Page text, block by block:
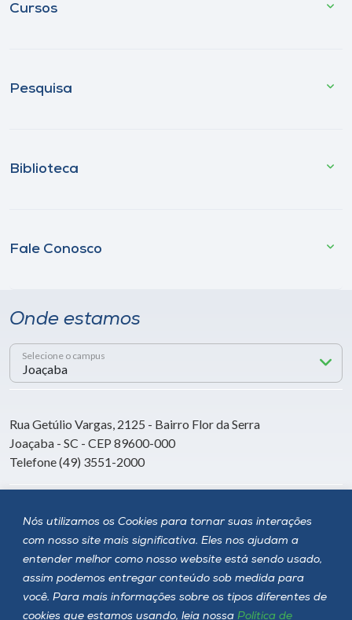
Nós utilizamos os Cookies para tornar suas interações
com nosso site mais significativa. Eles nos ajudam a
entender melhor como nosso website está sendo usado,
assim podemos entregar conteúdo sob medida para
você. Para mais informações sobre os tipos diferentes de
cookies que estamos usando, leia nossa Política de
Cursos
Pesquisa
Biblioteca
Fale Conosco
Onde estamos
Selecione o campus
Rua Getúlio Vargas, 2125 - Bairro Flor da Serra
Joaçaba - SC - CEP 89600-000
Telefone (49) 3551-2000
Siga a Unoesc